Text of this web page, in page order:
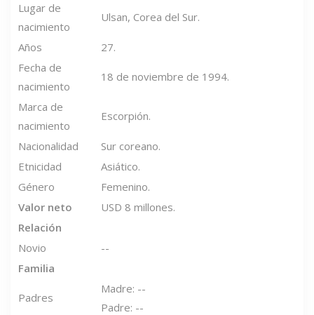
Lugar de
nacimiento
Ulsan, Corea del Sur.
Años
27.
Fecha de
nacimiento
18 de noviembre de 1994.
Marca de
nacimiento
Escorpión.
Nacionalidad
Sur coreano.
Etnicidad
Asiático.
Género
Femenino.
Valor neto
USD 8 millones.
Relación
Novio
--
Familia
Padres
Madre: --
Padre: --